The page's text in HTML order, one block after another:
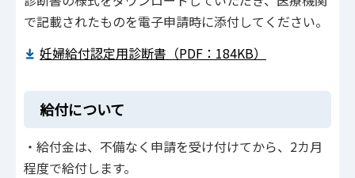
で記載されたものを電子申請時に添付してください。
妊婦給付認定用診断書（PDF：184KB）
給付について
・給付金は、不備なく申請を受け付けてから、2カ月
程度で給付します。